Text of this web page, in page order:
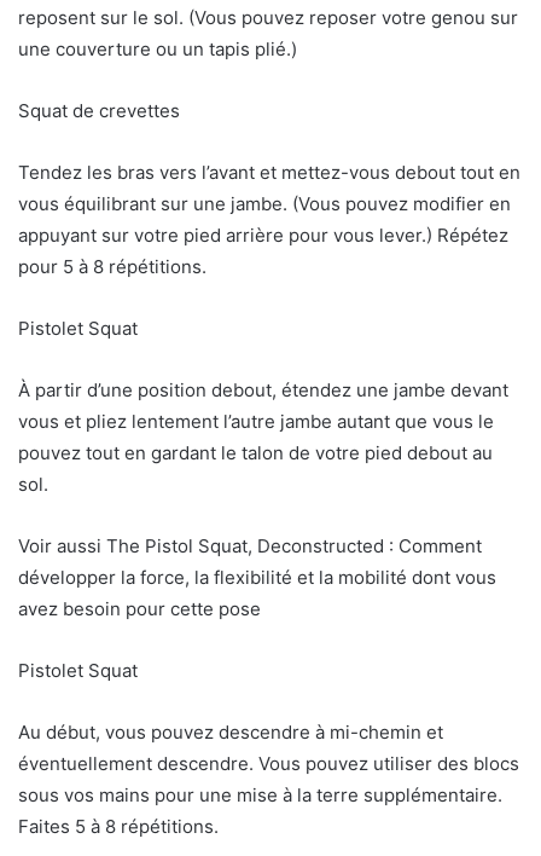
reposent sur le sol. (Vous pouvez reposer votre genou sur
une couverture ou un tapis plié.)
Squat de crevettes
Tendez les bras vers l’avant et mettez-vous debout tout en
vous équilibrant sur une jambe. (Vous pouvez modifier en
appuyant sur votre pied arrière pour vous lever.) Répétez
pour 5 à 8 répétitions.
Pistolet Squat
À partir d’une position debout, étendez une jambe devant
vous et pliez lentement l’autre jambe autant que vous le
pouvez tout en gardant le talon de votre pied debout au
sol.
Voir aussi The Pistol Squat, Deconstructed : Comment
développer la force, la flexibilité et la mobilité dont vous
avez besoin pour cette pose
Pistolet Squat
Au début, vous pouvez descendre à mi-chemin et
éventuellement descendre. Vous pouvez utiliser des blocs
sous vos mains pour une mise à la terre supplémentaire.
Faites 5 à 8 répétitions.